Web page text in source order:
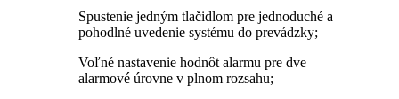
Spustenie jedným tlačidlom pre jednoduché a
pohodlné uvedenie systému do prevádzky;
Voľné nastavenie hodnôt alarmu pre dve
alarmové úrovne v plnom rozsahu;